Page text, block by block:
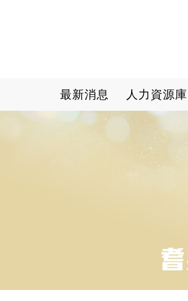
Main navigation
最新消息 人力資源庫